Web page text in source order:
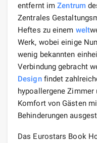
entfernt imZentrum
Zentrales
Heftes zu einem welt
Werk, wobei einige
wenig bekannten
Verbindung gebracht
Designfindet
hypoallergene
Komfort von Gästen
Behinderungen
Das Eurostars Book